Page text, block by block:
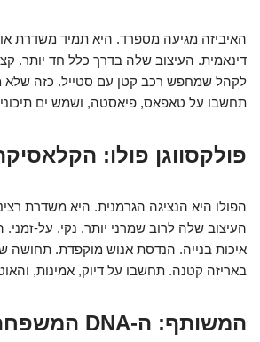
האיביזה מגיעה מספרד. היא תמיד משדרת
דינאמית. העיצוב שלה בדרך כלל חד יותר.
לקהל שמחפש רכב קטן עם סטייל. כזה שלא
תחשבו על טאפאס, פיאסטה, ושמש ים
פולקסווגן פולו:
הפולו היא הנציגה הגרמנית. היא משדרת
העיצוב שלה לרוב שמרני יותר. נקי. על-
איכות בנייה. הנדסת אנוש מוקפדת. תחושה
באריזה קטנה. תחשבו על דיוק, אמינות,
המשותף: ה-DNA המשפחתי